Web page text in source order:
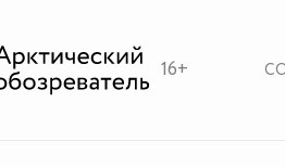
16+